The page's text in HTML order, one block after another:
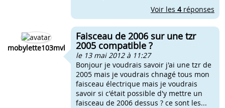
Voir les 4réponses
mobylette103mvl
Faisceau de 2006 sur une tzr
2005 compatible ?
le 13 mai 2012 à 11:27
Bonjour je voudrais savoir j'ai une tzr de
2005 mais je voudrais chnagé tous mon
faisceau électrique mais je voudrais
savoir si c'était possible d'y mettre un
faisceau de 2006 dessus ? ce sont les...